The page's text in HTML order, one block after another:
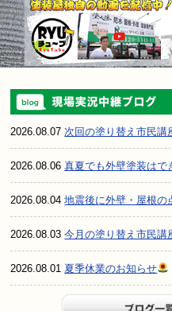
2026.08.07次回の塗り替え市民講
2026.08.06真夏でも外壁塗装はで
2026.08.04地震後に外壁・屋根の
2026.08.03今月の塗り替え市民講
2026.08.01 夏季休業のお知らせ